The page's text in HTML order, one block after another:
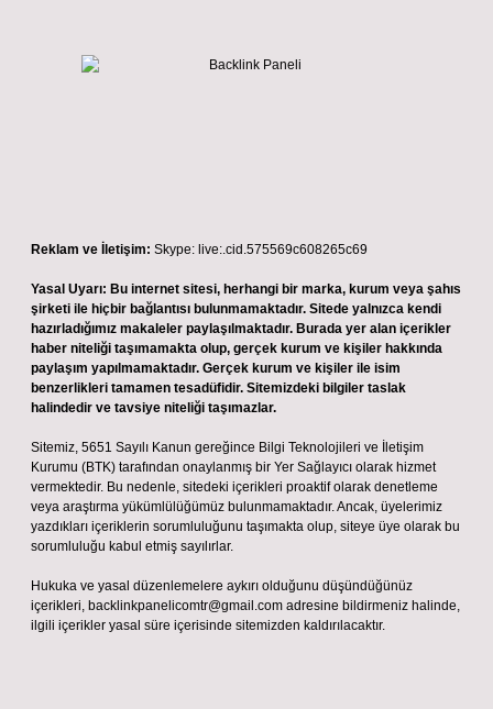
Reklam ve İletişim: Skype: live:.cid.575569c608265c69
Yasal Uyarı: Bu internet sitesi, herhangi bir marka, kurum veya şahıs
şirketi ile hiçbir bağlantısı bulunmamaktadır. Sitede yalnızca kendi
hazırladığımız makaleler paylaşılmaktadır. Burada yer alan içerikler
haber niteliği taşımamakta olup, gerçek kurum ve kişiler hakkında
paylaşım yapılmamaktadır. Gerçek kurum ve kişiler ile isim
benzerlikleri tamamen tesadüfidir. Sitemizdeki bilgiler taslak
halindedir ve tavsiye niteliği taşımazlar.
Sitemiz, 5651 Sayılı Kanun gereğince Bilgi Teknolojileri ve İletişim
Kurumu (BTK) tarafından onaylanmış bir Yer Sağlayıcı olarak hizmet
vermektedir. Bu nedenle, sitedeki içerikleri proaktif olarak denetleme
veya araştırma yükümlülüğümüz bulunmamaktadır. Ancak, üyelerimiz
yazdıkları içeriklerin sorumluluğunu taşımakta olup, siteye üye olarak bu
sorumluluğu kabul etmiş sayılırlar.
Hukuka ve yasal düzenlemelere aykırı olduğunu düşündüğünüz
içerikleri, backlinkpanelicomtr@gmail.com adresine bildirmeniz halinde,
ilgili içerikler yasal süre içerisinde sitemizden kaldırılacaktır.